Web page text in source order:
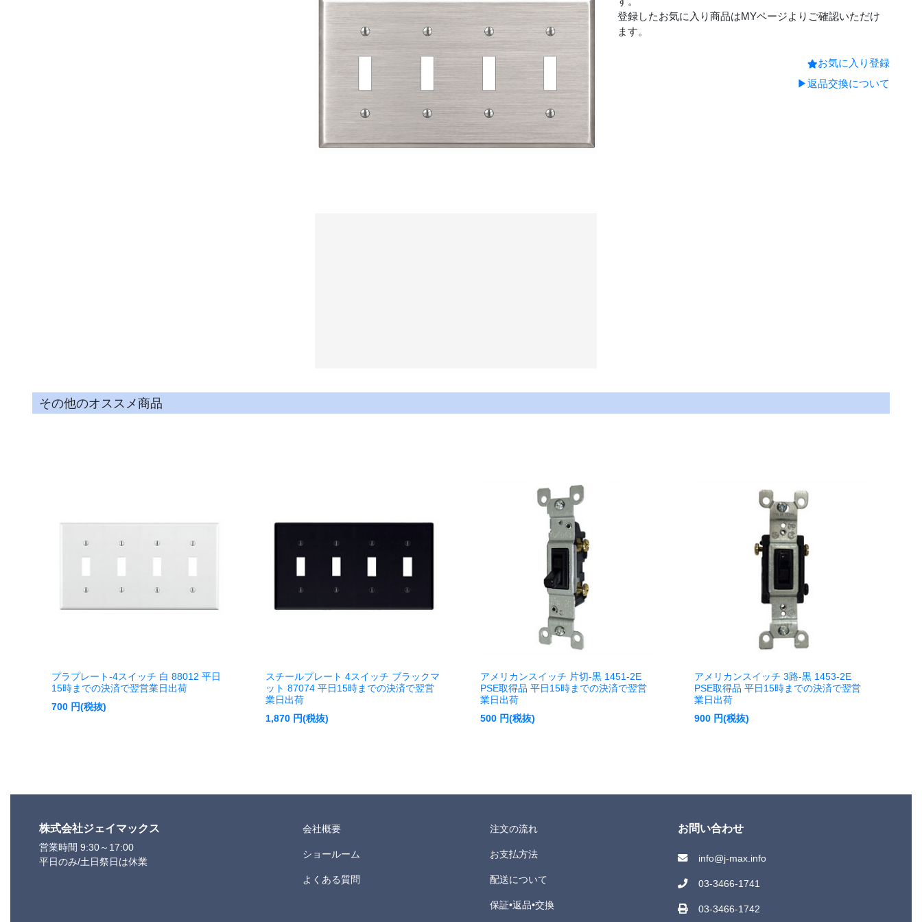
登録したお気に入り商品はMYページよりご確認いただけ
ます。
お気に入り登録
▶返品交換について
その他のオススメ商品
プラプレート-4スイッチ 白 88012 平日
15時までの決済で翌営業日出荷
700 円(税抜)
スチールプレート 4スイッチ ブラックマ
ット 87074 平日15時までの決済で翌営
業日出荷
1,870 円(税抜)
アメリカンスイッチ 片切-黒 1451-2E
PSE取得品 平日15時までの決済で翌営
業日出荷
500 円(税抜)
アメリカンスイッチ 3路-黒 1453-2E
PSE取得品 平日15時までの決済で翌営
業日出荷
900 円(税抜)
株式会社ジェイマックス
営業時間 9:30～17:00
平日のみ/土日祭日は休業
会社概要
ショールーム
よくある質問
注文の流れ
お支払方法
配送について
保証•返品•交換
お問い合わせ
info@j-max.info
03-3466-1741
03-3466-1742